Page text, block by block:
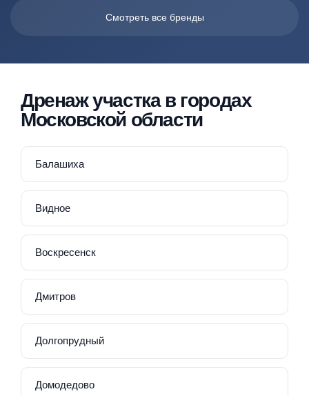
Смотреть все бренды
Дренаж участка в городах
Московской области
Балашиха
Видное
Воскресенск
Дмитров
Долгопрудный
Домодедово